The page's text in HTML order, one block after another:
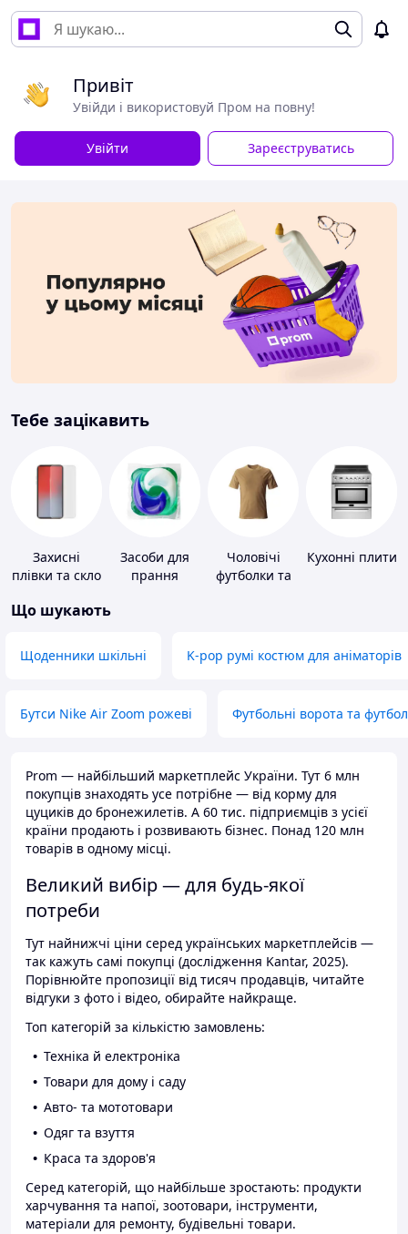
Привіт
Увійди і використовуй Пром на повну!
Увійти Зареєструватись
Тебе зацікавить
Захисні
плівки та скло
портативних
Засоби для
прання
Чоловічі
футболки та
Кухонні плити
Що шукають
Щоденники шкільні K-pop румі костюм для аніматорів
Бутси Nike Air Zoom рожеві Футбольні ворота та
Prom — найбільший маркетплейс України. Тут 6 млн
покупців знаходять усе потрібне — від корму для
цуциків до бронежилетів. А 60 тис. підприємців з усієї
країни продають і розвивають бізнес. Понад 120 млн
товарів в одному місці.
Великий вибір — для будь-якої
потреби
Тут найнижчі ціни серед українських маркетплейсів —
так кажуть самі покупці (дослідження Kantar, 2025).
Порівнюйте пропозиції від тисяч продавців, читайте
відгуки з фото і відео, обирайте найкраще.
Топ категорій за кількістю замовлень:
Техніка й електроніка
Товари для дому і саду
Авто- та мототовари
Одяг та взуття
Краса та здоров'я
Серед категорій, що найбільше зростають: продукти
харчування та напої, зоотовари, інструменти,
матеріали для ремонту, будівельні товари.